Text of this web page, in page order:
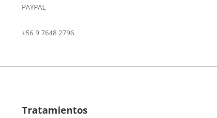
PAYPAL
+56 9 7648 2796
Tratamientos